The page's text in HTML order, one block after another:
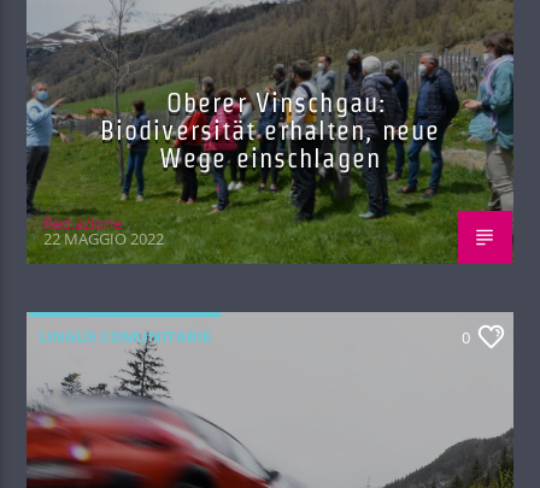
Oberer Vinschgau:
Biodiversität erhalten, neue
Wege einschlagen
Red.azione
22 MAGGIO 2022
LINGUE COMUNITARIE 0